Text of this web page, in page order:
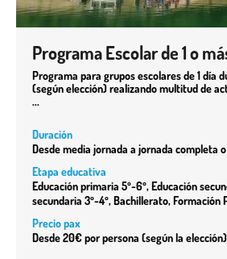
Programa Escolar de 1 o
Programa para grupos escolares de 1 día
(según elección) realizando multitud de
...
Duración
Desde media jornada a jornada completa
Etapa educativa
Educación primaria 5º-6º, Educación
secundaria 3º-4º, Bachillerato, Formación
Precio pax
Desde 20€ por persona (según la elección)